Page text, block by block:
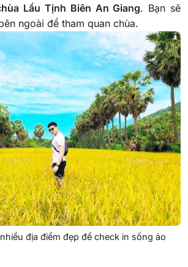
Lầu Tịnh Biên An Giang. Bạn sẽ
ngoài để tham quan chùa.
địa điểm đẹp để check in sống ảo